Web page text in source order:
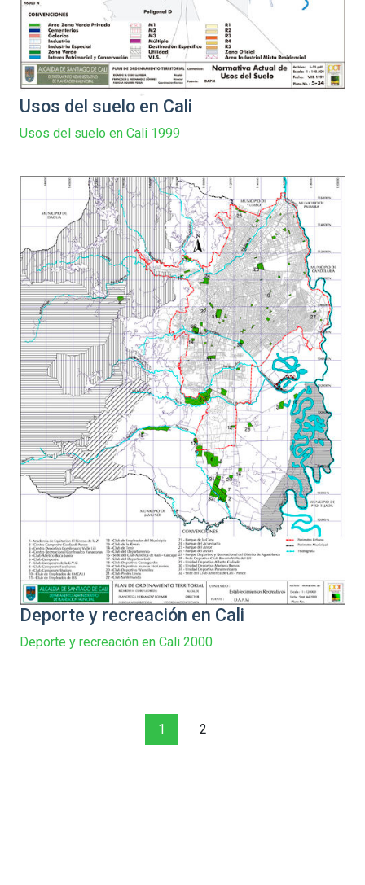
Usos del suelo en Cali
Usos del suelo en Cali 1999
Deporte y recreación en Cali
Deporte y recreación en Cali 2000
1 2